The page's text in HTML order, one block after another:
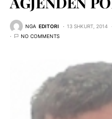
NGA EDITORI 13 SHKURT, 2014
NO COMMENTS